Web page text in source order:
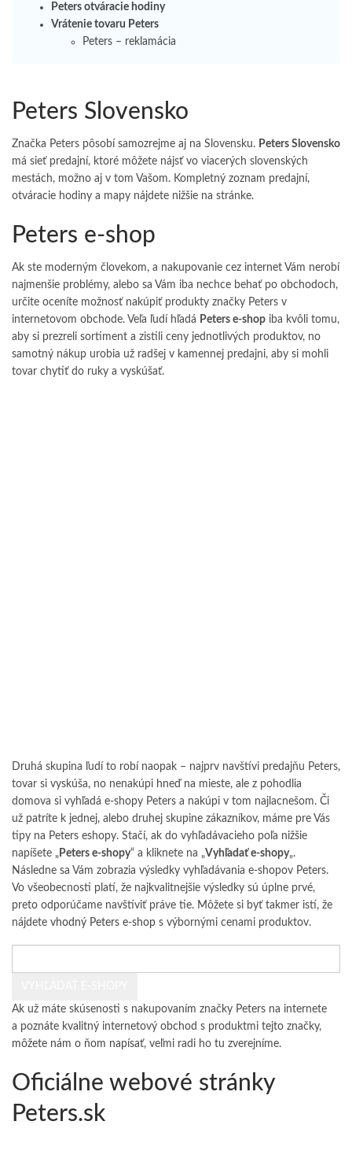
Peters otváracie hodiny
Vrátenie tovaru Peters
Peters – reklamácia
Peters Slovensko
Značka Peters pôsobí samozrejme aj na Slovensku. Peters Slovensko
má sieť predajní, ktoré môžete nájsť vo viacerých slovenských
mestách, možno aj v tom Vašom. Kompletný zoznam predajní,
otváracie hodiny a mapy nájdete nižšie na stránke.
Peters e-shop
Ak ste moderným človekom, a nakupovanie cez internet Vám nerobí
najmenšie problémy, alebo sa Vám iba nechce behať po obchodoch,
určite oceníte možnosť nakúpiť produkty značky Peters v
internetovom obchode. Veľa ľudí hľadá Peters e-shop iba kvôli tomu,
aby si prezreli sortiment a zistili ceny jednotlivých produktov, no
samotný nákup urobia už radšej v kamennej predajni, aby si mohli
tovar chytiť do ruky a vyskúšať.
Druhá skupina ľudí to robí naopak – najprv navštívi predajňu Peters,
tovar si vyskúša, no nenakúpi hneď na mieste, ale z pohodlia
domova si vyhľadá e-shopy Peters a nakúpi v tom najlacnešom. Či
už patríte k jednej, alebo druhej skupine zákazníkov, máme pre Vás
tipy na Peters eshopy. Stačí, ak do vyhľadávacieho poľa nižšie
napíšete „ Peters e-shopy“ a kliknete na „Vyhľadať e-shopy„.
Následne sa Vám zobrazia výsledky vyhľadávania e-shopov Peters.
Vo všeobecnosti platí, že najkvalitnejšie výsledky sú úplne prvé,
preto odporúčame navštíviť práve tie. Môžete si byť takmer istí, že
nájdete vhodný Peters e-shop s výbornými cenami produktov.
Ak už máte skúsenosti s nakupovaním značky Peters na internete
a poznáte kvalitný internetový obchod s produktmi tejto značky,
môžete nám o ňom napísať, veľmi radi ho tu zverejníme.
Oficiálne webové stránky
Peters.sk